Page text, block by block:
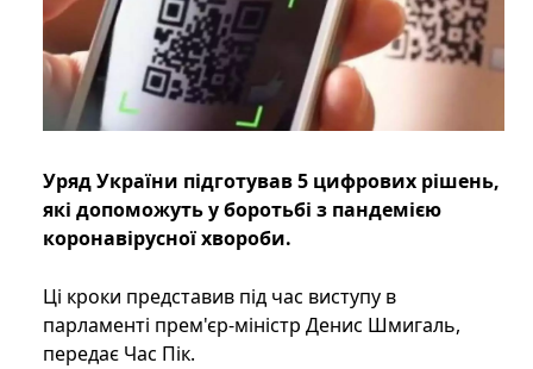
Уряд України підготував 5 цифрових рішень,
які допоможуть у боротьбі з пандемією
коронавірусної хвороби.
Ці кроки представив під час виступу в
парламенті прем'єр-міністр Денис Шмигаль,
передає Час Пік.